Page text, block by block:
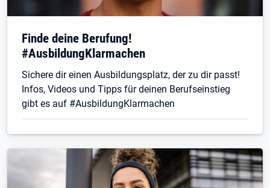
Finde deine Berufung!
#AusbildungKlarmachen
Sichere dir einen Ausbildungsplatz, der zu dir passt!
Infos, Videos und Tipps für deinen Berufseinstieg
gibt es auf #AusbildungKlarmachen